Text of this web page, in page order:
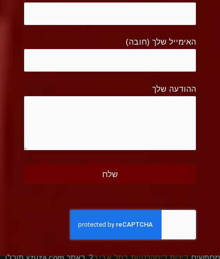
האימייל שלך (חובה)
ההודעה שלך